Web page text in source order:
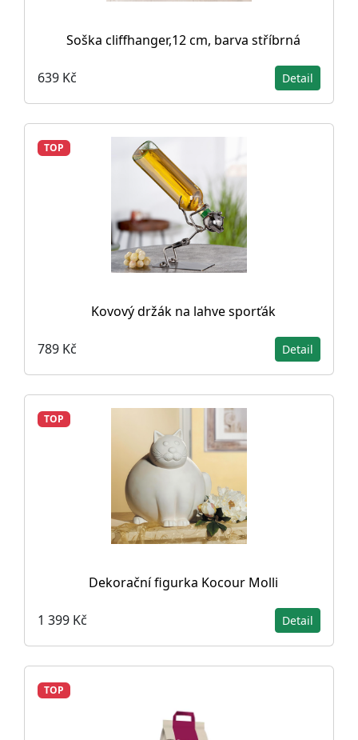
Soška cliffhanger,12 cm, barva stříbrná
639 Kč Detail
TOP
Kovový držák na lahve sporťák
789 Kč Detail
TOP
Dekorační figurka Kocour Molli
1 399 Kč Detail
TOP